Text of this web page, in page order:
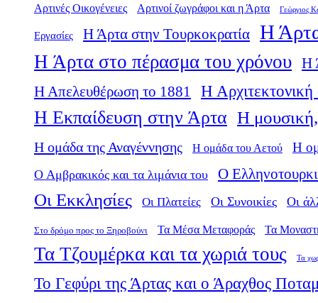
Αρτινές Οικογένειες Αρτινοί ζωγράφοι και η Άρτα Γεώργιος
Εργασίες Η Άρτα στην Τουρκοκρατία Η
Η Άρτα στο πέρασμα του χρόνου Η
Η Απελευθέρωση το 1881
Η
Η Εκπαίδευση στην Άρτα Η μουσική,
Η ομάδα της Αναγέννησης Η ομάδα του Αετού Η
Ο Αμβρακικός και τα λιμάνια του Ο
Οι Εκκλησίες Οι Πλατείες Οι Συνοικίες Οι
Στο δρόμο προς το Ξηροβούνι Τα Μέσα Μεταφοράς Τα
Τα Τζουμέρκα και τα χωριά τους Τα
Το Γεφύρι της Άρτας και ο Άραχθος